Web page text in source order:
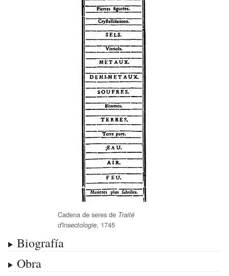
Cadena de seres de Traité
d'insectologie, 1745
Biografía
Obra